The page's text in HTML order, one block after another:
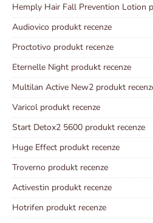
Hemply Hair Fall Prevention Lotion
Audiovico produkt recenze
Proctotivo produkt recenze
Eternelle Night produkt recenze
Multilan Active New2 produkt
Varicol produkt recenze
Start Detox2 5600 produkt recenze
Huge Effect produkt recenze
Troverno produkt recenze
Activestin produkt recenze
Hotrifen produkt recenze